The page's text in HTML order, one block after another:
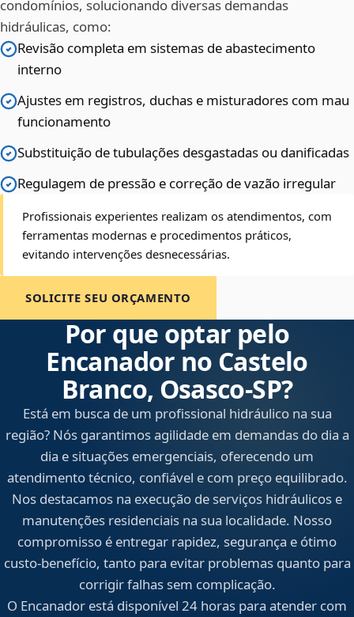
condomínios, solucionando diversas demandas
hidráulicas, como:
Revisão completa em sistemas de abastecimento
interno
Ajustes em registros, duchas e misturadores com mau
funcionamento
Substituição de tubulações desgastadas ou danificadas
Regulagem de pressão e correção de vazão irregular
Profissionais experientes realizam os atendimentos, com
ferramentas modernas e procedimentos práticos,
evitando intervenções desnecessárias.
SOLICITE SEU ORÇAMENTO
Por que optar pelo
Encanador no Castelo
Branco, Osasco‑SP?
Está em busca de um profissional hidráulico na sua
região? Nós garantimos agilidade em demandas do dia a
dia e situações emergenciais, oferecendo um
atendimento técnico, confiável e com preço equilibrado.
Nos destacamos na execução de serviços hidráulicos e
manutenções residenciais na sua localidade. Nosso
compromisso é entregar rapidez, segurança e ótimo
custo-benefício, tanto para evitar problemas quanto para
corrigir falhas sem complicação.
O Encanador está disponível 24 horas para atender com